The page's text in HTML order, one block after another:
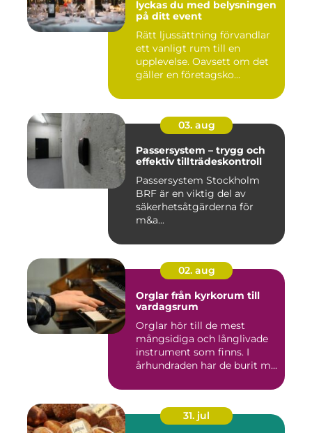
lyckas du med belysningen
på ditt event
Rätt ljussättning förvandlar
ett vanligt rum till en
upplevelse. Oavsett om det
gäller en företagsko...
03. aug
Passersystem – trygg och
effektiv tillträdeskontroll
Passersystem Stockholm
BRF är en viktig del av
säkerhetsåtgärderna för
m&a...
02. aug
Orglar från kyrkorum till
vardagsrum
Orglar hör till de mest
mångsidiga och långlivade
instrument som finns. I
århundraden har de burit m...
31. jul